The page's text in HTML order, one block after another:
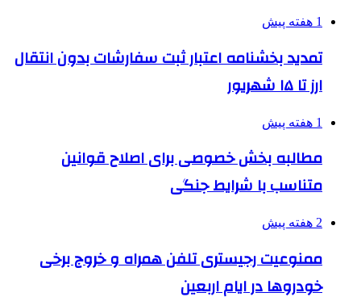
1 هفته پیش
تمدید بخشنامه اعتبار ثبت سفارشات بدون انتقال
ارز تا ۱۵ شهریور
1 هفته پیش
مطالبه بخش خصوصی برای اصلاح قوانین
متناسب با شرایط جنگی
2 هفته پیش
ممنوعیت رجیستری تلفن همراه و خروج برخی
خودروها در ایام اربعین